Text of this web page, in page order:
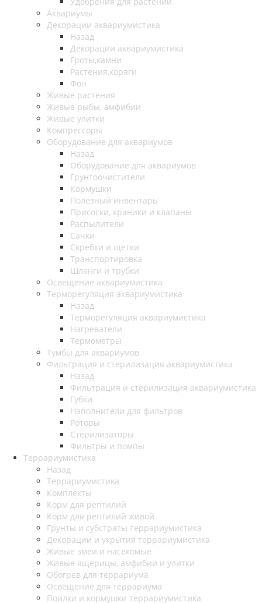
Аквариумы
Декорации аквариумистика
Назад
Декорации аквариумистика
Гроты,камни
Растения,коряги
Фон
Живые растения
Живые рыбы, амфибии
Живые улитки
Компрессоры
Оборудование для аквариумов
Назад
Оборудование для аквариумов
Грунтоочистители
Кормушки
Полезный инвентарь
Присоски, краники и клапаны
Распылители
Сачки
Скребки и щетки
Транспортировка
Шланги и трубки
Освещение аквариумистика
Терморегуляция аквариумистика
Назад
Терморегуляция аквариумистика
Нагреватели
Термометры
Тумбы для аквариумов
Фильтрация и стерилизация аквариумистика
Назад
Фильтрация и стерилизация аквариумистика
Губки
Наполнители для фильтров
Роторы
Стерилизаторы
Фильтры и помпы
Террариумистика
Назад
Террариумистика
Комплекты
Корм для рептилий
Корм для рептилий живой
Грунты и субстраты террариумистика
Декорации и укрытия террариумистика
Живые змеи и насекомые
Живые ящерицы, амфибии и улитки
Обогрев для террариума
Освещение для террариума
Поилки и кормушки террариумистика